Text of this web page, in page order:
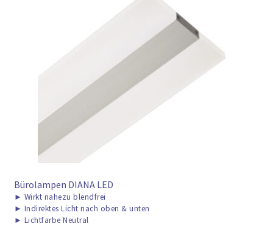
Bürolampen DIANA LED
► Wirkt nahezu blendfrei
► Indirektes Licht nach oben & unten
► Lichtfarbe Neutral